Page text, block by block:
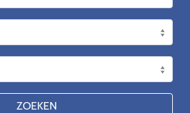
ZOEKEN